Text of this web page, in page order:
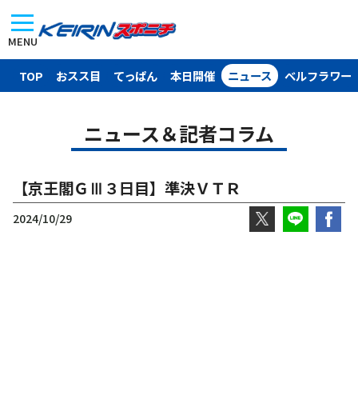
MENU
TOP おスス目 てっぱん 本日開催 ニュース ベルフラワー
ニュース＆記者コラム
【京王閣ＧⅢ３日目】準決ＶＴＲ
2024/10/29